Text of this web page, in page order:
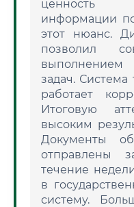
ценность
информации
этот нюанс.
позволил
выполнением
задач. Система
работает
Итоговую
высоким
Документы
отправлены
течение
в
систему.